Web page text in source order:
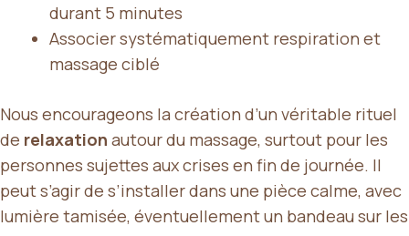
durant 5 minutes
Associer systématiquement respiration et
massage ciblé
Nous encourageons la création d’un véritable rituel
de relaxation autour du massage, surtout pour les
personnes sujettes aux crises en fin de journée. Il
peut s’agir de s’installer dans une pièce calme, avec
lumière tamisée, éventuellement un bandeau sur les